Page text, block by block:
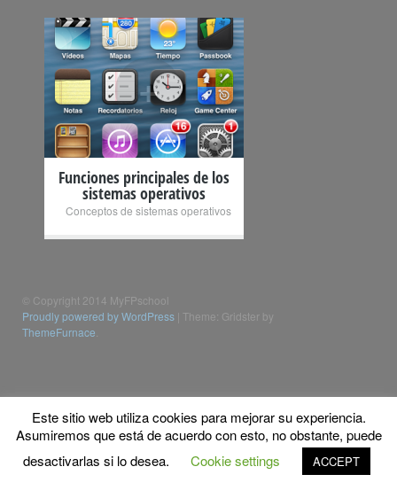
+
Funciones principales de los
sistemas operativos
Conceptos de sistemas operativos
© Copyright 2014 MyFPschool
Proudly powered by WordPress Theme: Gridster by
ThemeFurnace
Este sitio web utiliza cookies para mejorar su experiencia.
Asumiremos que está de acuerdo con esto, no obstante, puede
desactivarlas si lo desea.
Cookie settings ACCEPT